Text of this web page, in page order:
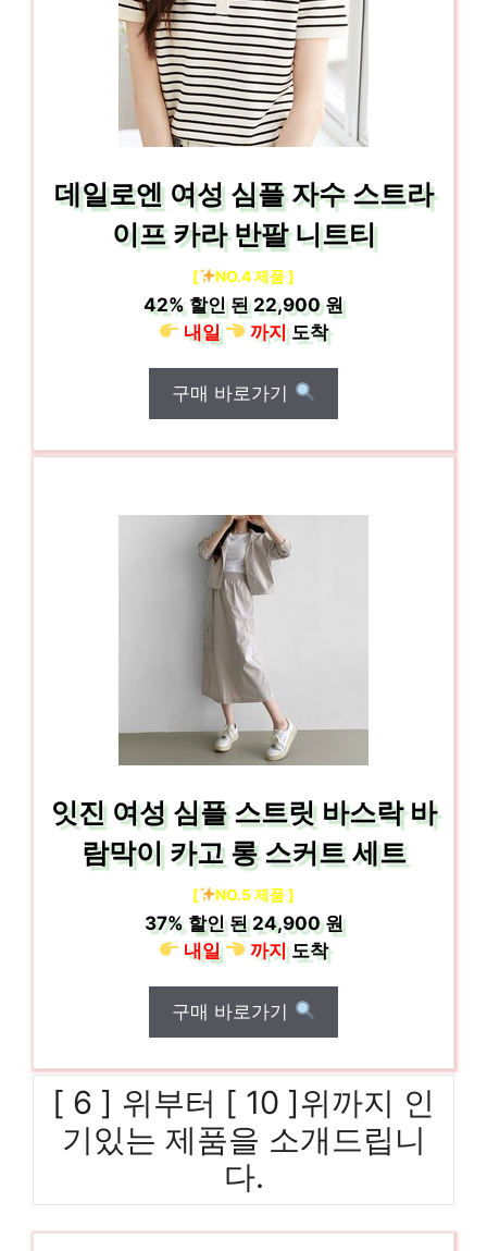
데일로엔 여성 심플 자수 스트라
이프 카라 반팔 니트티
[ NO.4 제품 ]
42% 할인 된22,900 원
내일
까지도착
구매 바로가기
잇진 여성 심플 스트릿 바스락 바
람막이 카고 롱 스커트 세트
[ NO.5 제품 ]
37%할인 된24,900 원
내일
까지도착
구매 바로가기
[ 6 ] 위부터 [ 10 ]위까지 인
기있는 제품을 소개드립니
다.